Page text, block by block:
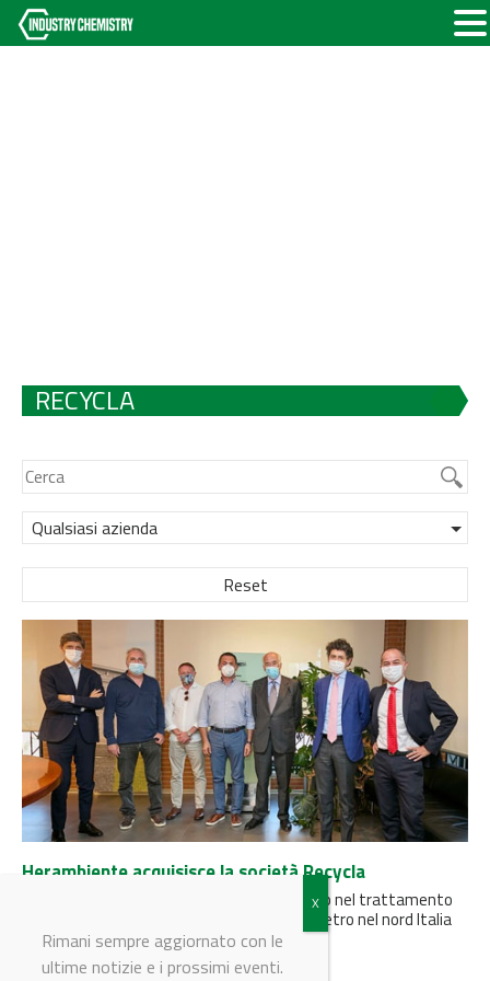
RECYCLA
Qualsiasi azienda
Reset
Herambiente acquisisce la società Recycla
Il Gruppo Hera consolida la propria leadership nel trattamento
rifiuti industriali ed estende il proprio perimetro nel nord Italia
con...Rimani sempre aggiornato con le
ultime notizie e i prossimi eventi.